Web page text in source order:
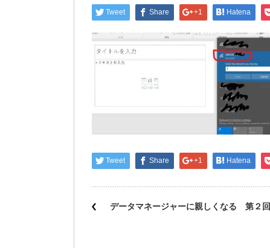
Tweet Share +1 Hatena
Tweet Share +1 Hatena
データマネージャーに親しくなる 第２回